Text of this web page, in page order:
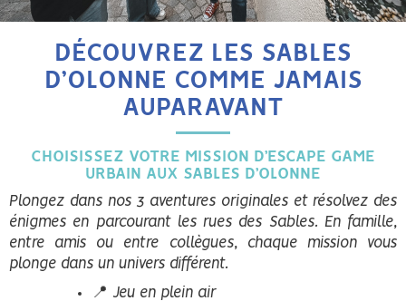
DÉCOUVREZ LES SABLES
D’OLONNE COMME JAMAIS
AUPARAVANT
CHOISISSEZ VOTRE MISSION D’ESCAPE GAME
URBAIN AUX SABLES D’OLONNE
Plongez dans nos 3 aventures originales et résolvez des
énigmes en parcourant les rues des Sables. En famille,
entre amis ou entre collègues, chaque mission vous
plonge dans un univers différent.
📍 Jeu en plein air